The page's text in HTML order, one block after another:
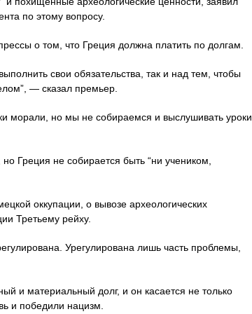
по этому вопросу.
о том, что Греция должна платить по долгам.
свои обязательства, так и над тем, чтобы
— сказал премьер.
морали, но мы не собираемся и выслушивать уроки
Греция не собирается быть “ни учеником,
оккупации, о вывозе археологических
Третьему рейху.
Урегулирована лишь часть проблемы,
и материальный долг, и он касается не только
и победили нацизм.